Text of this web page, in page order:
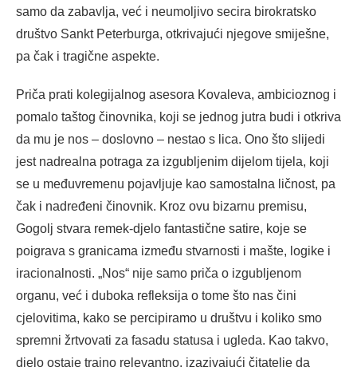
samo da zabavlja, već i neumoljivo secira birokratsko
društvo Sankt Peterburga, otkrivajući njegove smiješne,
pa čak i tragične aspekte.
Priča prati kolegijalnog asesora Kovaleva, ambicioznog i
pomalo taštog činovnika, koji se jednog jutra budi i otkriva
da mu je nos – doslovno – nestao s lica. Ono što slijedi
jest nadrealna potraga za izgubljenim dijelom tijela, koji
se u međuvremenu pojavljuje kao samostalna ličnost, pa
čak i nadređeni činovnik. Kroz ovu bizarnu premisu,
Gogolj stvara remek-djelo fantastične satire, koje se
poigrava s granicama između stvarnosti i mašte, logike i
iracionalnosti. „Nos“ nije samo priča o izgubljenom
organu, već i duboka refleksija o tome što nas čini
cjelovitima, kako se percipiramo u društvu i koliko smo
spremni žrtvovati za fasadu statusa i ugleda. Kao takvo,
djelo ostaje trajno relevantno, izazivajući čitatelje da